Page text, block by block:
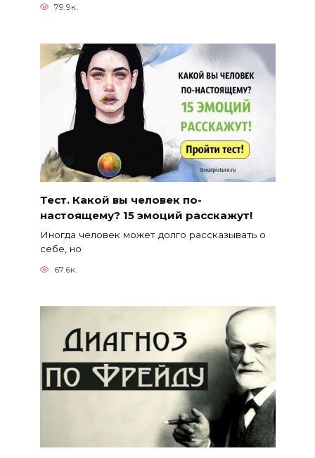
79.9к.
Тест. Какой вы человек по-
настоящему? 15 эмоций расскажут!
Иногда человек может долго рассказывать о
себе, но
67.6к.